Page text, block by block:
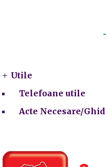
Utile
Telefoane utile
Acte Necesare/Ghid